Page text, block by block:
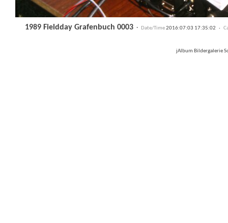
1989 Fieldday Grafenbuch 0003 · Date/Time2016:07:03 17:35:02 ·
jAlbum Bildergalerie